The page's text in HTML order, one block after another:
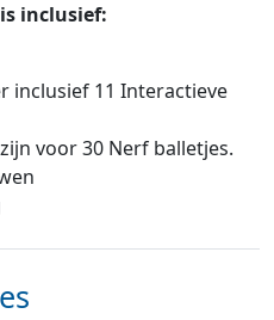
inclusief:
inclusief 11 Interactieve
voor 30 Nerf balletjes.